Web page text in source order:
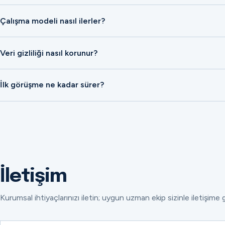
Çalışma modeli nasıl ilerler?
Veri gizliliği nasıl korunur?
İlk görüşme ne kadar sürer?
İletişim
Kurumsal ihtiyaçlarınızı iletin; uygun uzman ekip sizinle iletişime